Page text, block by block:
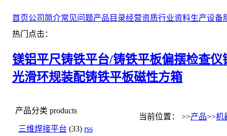
首页公司简介常见问题产品目录经营资质行业资料生产设备
热门点击：
镁铝平尺铸铁平台/铸铁平板偏摆检查仪
光滑环规装配铸铁平板磁性方箱
产品分类 products
三维焊接平台 (33) rss
当前位置： >>产品>>机